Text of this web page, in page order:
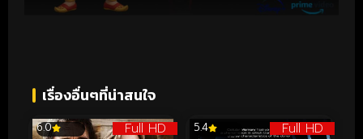
เรื่องอื่นๆที่น่าสนใจ
Full HD
6.0 Full HD
5.4